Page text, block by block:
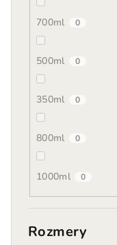
700ml 0
500ml 0
350ml 0
800ml 0
1000ml 0
Rozmery